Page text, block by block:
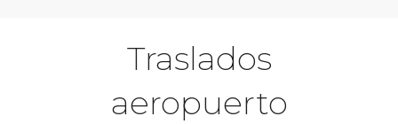
Traslados
aeropuerto